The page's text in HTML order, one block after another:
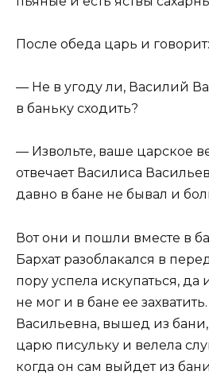
После обеда царь и говорит:
— Не в угоду ли, Василий
в баньку сходить?
— Извольте, ваше царское
отвечает Василиса
давно в бане не бывал и
Вот они и пошли вместе в
Бархат разоблакался в
пору успела искупаться, да
не мог и в бане ее
Васильевна, вышед из
царю писульку и велела
когда он сам выйдет из